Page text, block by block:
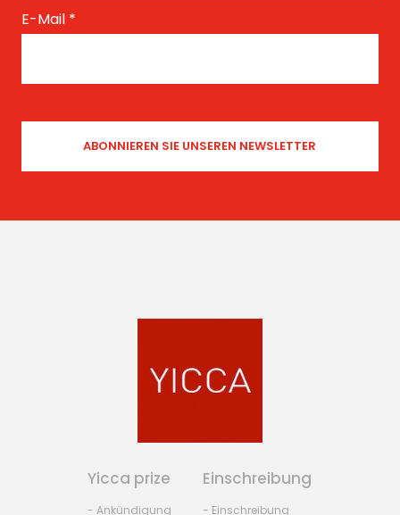
E-Mail *
Yicca prize
- Ankündigung
Einschreibung
- Einschreibung